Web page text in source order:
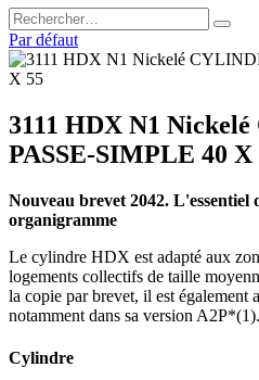
Par défaut
3111 HDX N1
PASSE-SIMPLE 40 X
Nouveau brevet 2042. L'essentiel
organigramme
Le cylindre HDX est adapté aux
logements collectifs de taille
la copie par brevet, il est également
notamment dans sa version A2P*(1).
Cylindre